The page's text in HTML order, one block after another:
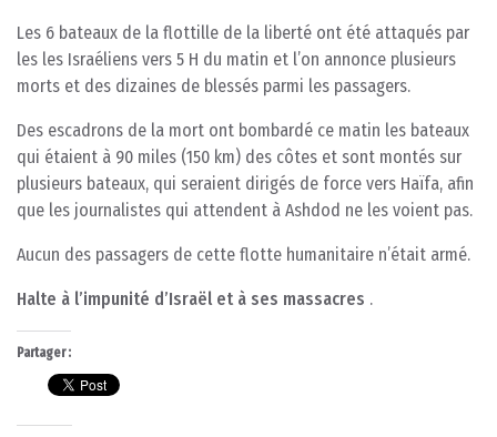
Les 6 bateaux de la flottille de la liberté ont été attaqués par
les les Israéliens vers 5 H du matin et l’on annonce plusieurs
morts et des dizaines de blessés parmi les passagers.
Des escadrons de la mort ont bombardé ce matin les bateaux
qui étaient à 90 miles (150 km) des côtes et sont montés sur
plusieurs bateaux, qui seraient dirigés de force vers Haïfa, afin
que les journalistes qui attendent à Ashdod ne les voient pas.
Aucun des passagers de cette flotte humanitaire n’était armé.
Halte à l’impunité d’Israël et à ses massacres .
Partager :